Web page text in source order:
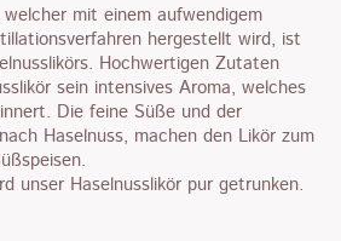
mit einem aufwendigem
hergestellt wird, ist
Hochwertigen Zutaten
sein intensives Aroma, welches
Die feine Süße und der
Haselnuss, machen den Likör zum
unser Haselnusslikör pur getrunken.